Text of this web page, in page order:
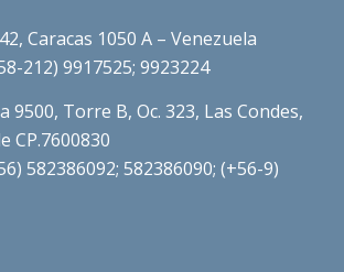
Caracas 1050 A – Venezuela
212) 9917525; 9923224
9500, Torre B, Oc. 323, Las Condes,
CP.7600830
582386092; 582386090; (+56-9)